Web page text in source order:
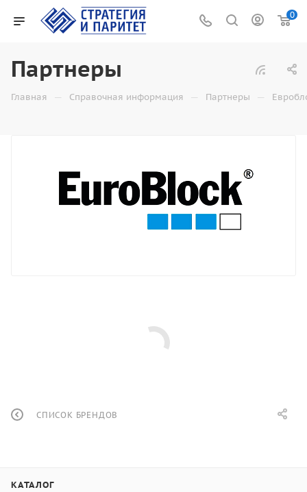
0
Партнеры
Главная — Справочная информация — Партнеры —
СПИСОК БРЕНДОВ
КАТАЛОГ